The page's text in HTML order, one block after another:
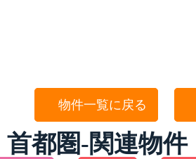
物件一覧に戻る
首都圏-関連物件